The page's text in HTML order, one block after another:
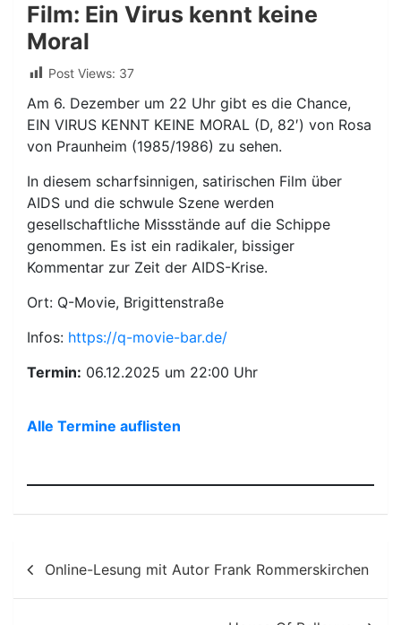
Film: Ein Virus kennt keine
Moral
Post Views: 37
Am 6. Dezember um 22 Uhr gibt es die Chance,
EIN VIRUS KENNT KEINE MORAL (D, 82′) von Rosa
von Praunheim (1985/1986) zu sehen.
In diesem scharfsinnigen, satirischen Film über
AIDS und die schwule Szene werden
gesellschaftliche Missstände auf die Schippe
genommen. Es ist ein radikaler, bissiger
Kommentar zur Zeit der AIDS-Krise.
Ort: Q-Movie, Brigittenstraße
Infos: https://q-movie-bar.de/
Termin: 06.12.2025 um 22:00 Uhr
Alle Termine auflisten
Beitragsnavigation
Online-Lesung mit Autor Frank Rommerskirchen